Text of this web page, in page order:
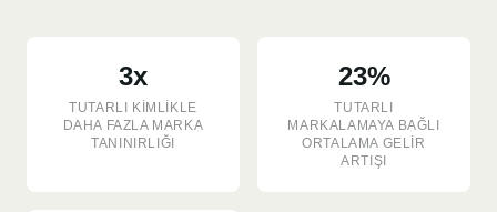
3x
TUTARLI KIMLIKLE
DAHA FAZLA MARKA
TANINIRLIĞI
23%
TUTARLI
MARKALAMAYA BAĞLI
ORTALAMA GELIR
ARTIŞI